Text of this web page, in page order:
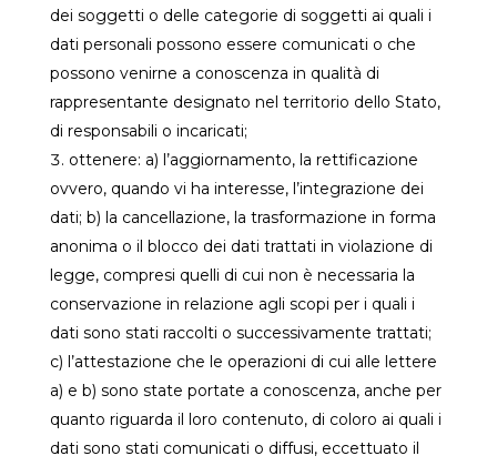
dei soggetti o delle categorie di soggetti ai quali i
dati personali possono essere comunicati o che
possono venirne a conoscenza in qualità di
rappresentante designato nel territorio dello Stato,
di responsabili o incaricati;
ottenere: a) l’aggiornamento, la rettificazione
ovvero, quando vi ha interesse, l’integrazione dei
dati; b) la cancellazione, la trasformazione in forma
anonima o il blocco dei dati trattati in violazione di
legge, compresi quelli di cui non è necessaria la
conservazione in relazione agli scopi per i quali i
dati sono stati raccolti o successivamente trattati;
c) l’attestazione che le operazioni di cui alle lettere
a) e b) sono state portate a conoscenza, anche per
quanto riguarda il loro contenuto, di coloro ai quali i
dati sono stati comunicati o diffusi, eccettuato il